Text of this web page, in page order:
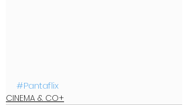
#Pantaflix
CINEMA & CO+